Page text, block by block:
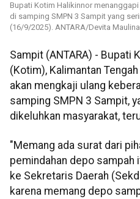
Bupati Kotim Halikinnor
di samping SMPN 3 Sampit yang
(16/9/2025). ANTARA/Devita
Sampit (ANTARA) - Bupati
(Kotim), Kalimantan
akan mengkaji ulang
samping SMPN 3 Sampit,
dikeluhkan masyarakat,
"Memang ada surat dari
pemindahan depo
ke Sekretaris Daerah
karena memang depo